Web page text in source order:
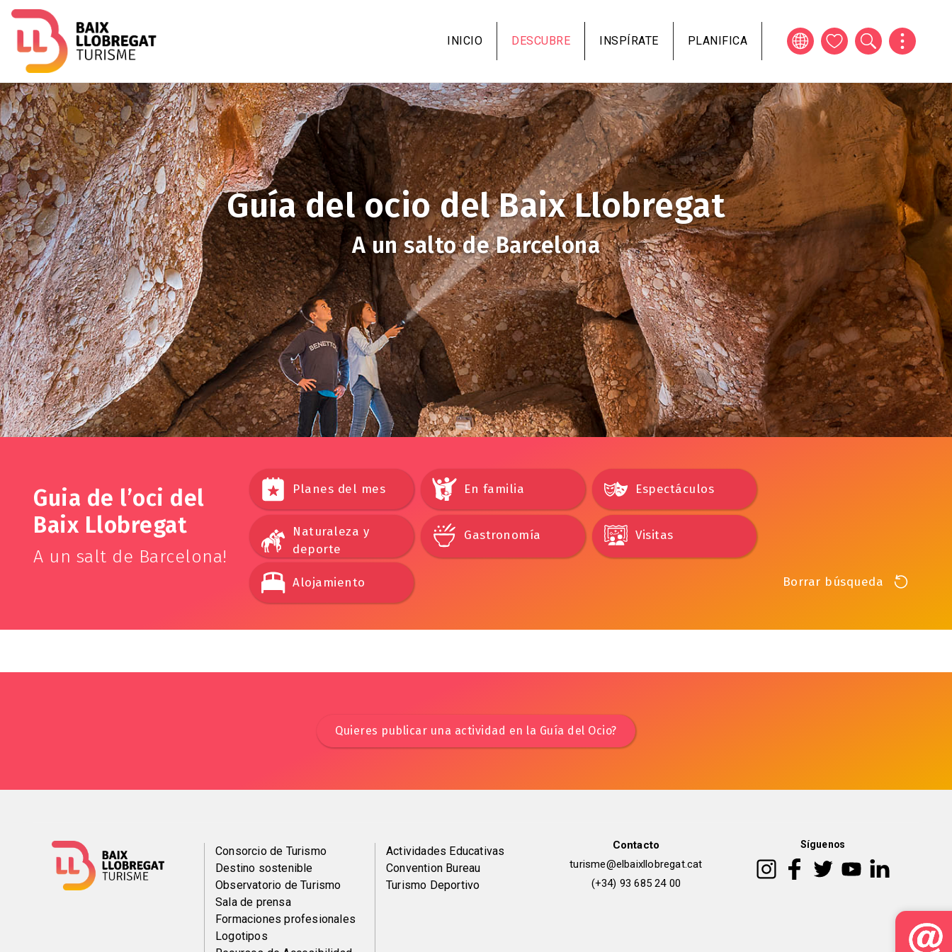
contenido
principal
INICIO DESCUBRE INSPÍRATE PLANIFICA
Imagen
Guía del ocio del Baix Llobregat
A un salto de Barcelona
Guia de l’oci del
Baix Llobregat
A un salt de Barcelona!
Planes del mes En familia Espectáculos
Naturaleza y
deporte
Gastronomía Visitas
Alojamiento Borrar búsqueda
Quieres publicar una actividad en la Guía del Ocio?
Menú
del
pie
Consorcio de Turismo
Destino sostenible
Observatorio de Turismo
Sala de prensa
Formaciones profesionales
Logotipos
Peu
de
Actividades Educativas
Convention Bureau
Turismo Deportivo
Contacto
turisme@elbaixllobregat.cat
(+34) 93 685 24 00
Síguenos